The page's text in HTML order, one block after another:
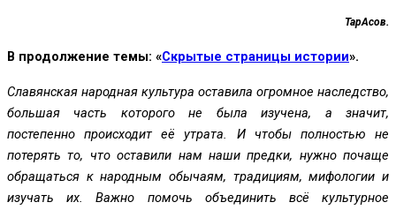
ТарАсов.
В продолжение темы: «Скрытые страницы истории».
Славянская народная культура оставила огромное наследство,
большая часть которого не была изучена, а значит,
постепенно происходит её утрата. И чтобы полностью не
потерять то, что оставили нам наши предки, нужно почаще
обращаться к народным обычаям, традициям, мифологии и
изучать их. Важно помочь объединить всё культурное